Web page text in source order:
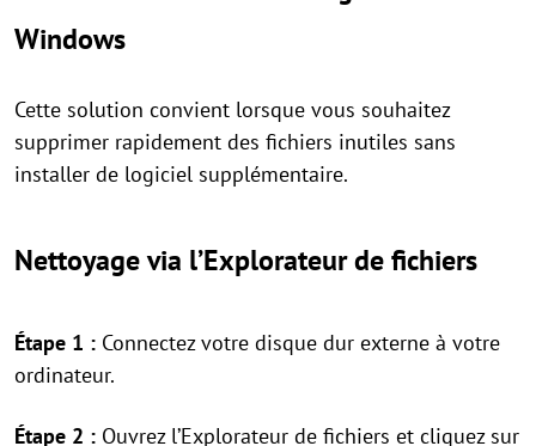
Windows
Cette solution convient lorsque vous souhaitez
supprimer rapidement des fichiers inutiles sans
installer de logiciel supplémentaire.
Nettoyage via l’Explorateur de fichiers
Étape 1 : Connectez votre disque dur externe à votre
ordinateur.
Étape 2 : Ouvrez l’Explorateur de fichiers et cliquez sur